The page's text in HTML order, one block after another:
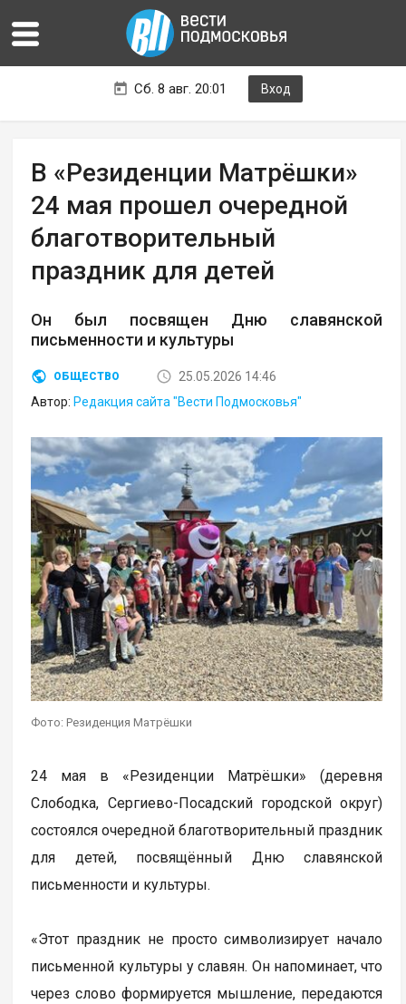
Сб. 8 авг. 20:01 Вход
В «Резиденции Матрёшки»
24 мая прошел очередной
благотворительный
праздник для детей
Он был посвящен Дню славянской
письменности и культуры
ОБЩЕСТВО
25.05.2026 14:46
Автор: Редакция сайта "Вести Подмосковья"
Фото: Резиденция Матрёшки
24 мая в «Резиденции Матрёшки» (деревня
Слободка, Сергиево-Посадский городской округ)
состоялся очередной благотворительный праздник
для детей, посвящённый Дню славянской
письменности и культуры.
«Этот праздник не просто символизирует начало
письменной культуры у славян. Он напоминает, что
через слово формируется мышление, передаются